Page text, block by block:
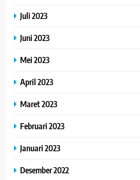
Juli 2023
Juni 2023
Mei 2023
April 2023
Maret 2023
Februari 2023
Januari 2023
Desember 2022